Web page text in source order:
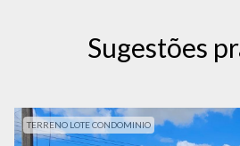
Sugestões
TERRENO LOTE CONDOMINIO